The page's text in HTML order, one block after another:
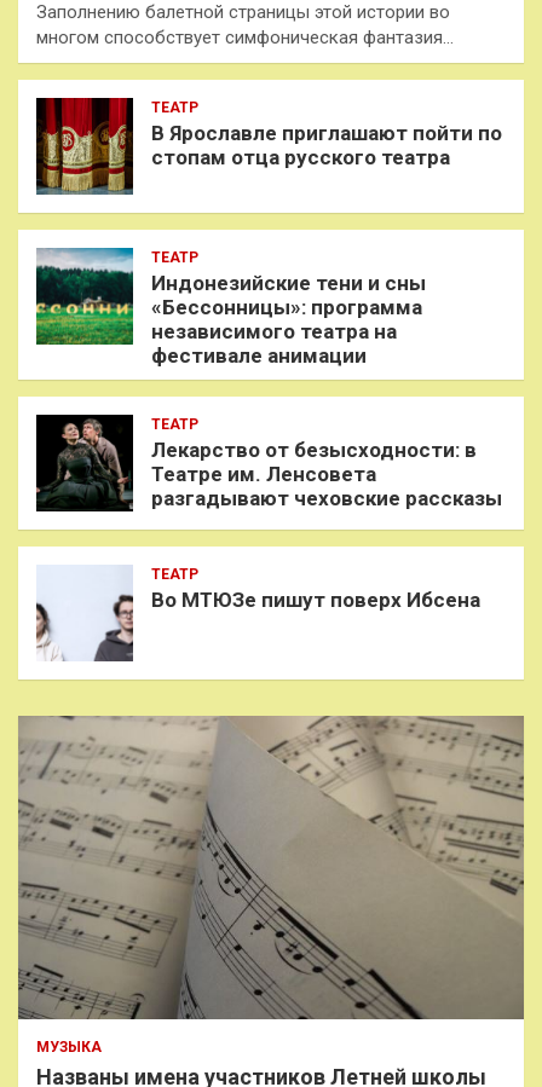
Заполнению балетной страницы этой истории во
многом способствует симфоническая фантазия…
ТЕАТР
В Ярославле приглашают пойти по
стопам отца русского театра
ТЕАТР
Индонезийские тени и сны
«Бессонницы»: программа
независимого театра на
фестивале анимации
ТЕАТР
Лекарство от безысходности: в
Театре им. Ленсовета
разгадывают чеховские рассказы
ТЕАТР
Во МТЮЗе пишут поверх Ибсена
МУЗЫКА
Названы имена участников Летней школы